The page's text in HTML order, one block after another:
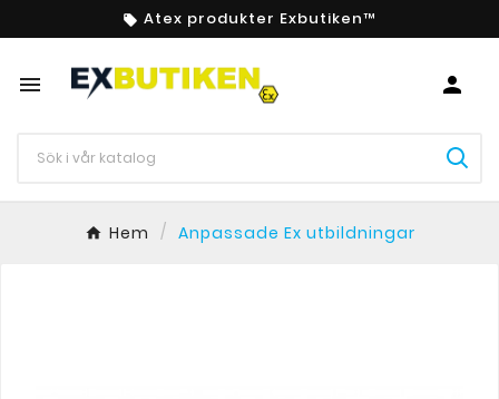
 Atex produkter Exbutiken™
 
Hem Anpassade Ex utbildningar